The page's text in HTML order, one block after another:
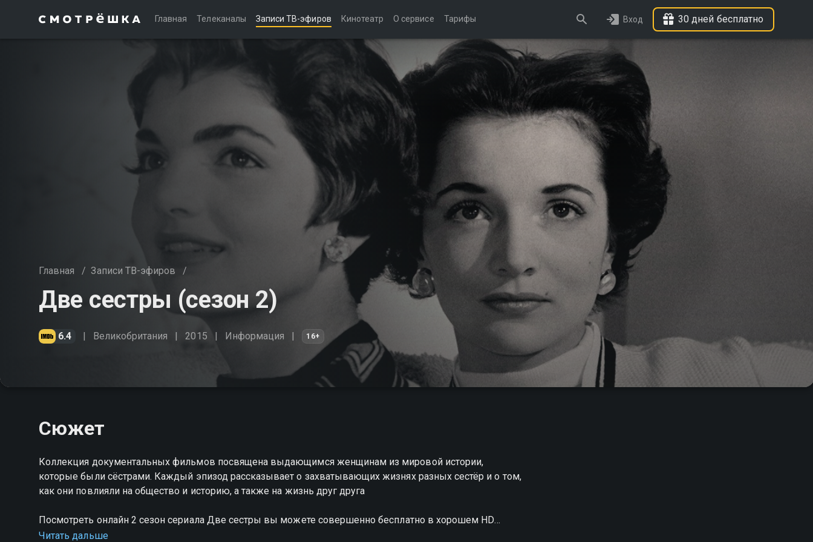
Главная Телеканалы Записи ТВ-эфиров Кинотеатр О сервисе Тарифы Вход 30 дней бесплатно
Главная / Записи ТВ-эфиров /
Две сестры (сезон 2)
6.4 Великобритания 2015 Информация 16+
Сюжет
Коллекция документальных фильмов посвящена выдающимся женщинам из мировой истории,
которые были сёстрами. Каждый эпизод рассказывает о захватывающих жизнях разных сестёр и о том,
как они повлияли на общество и историю, а также на жизнь друг друга
Посмотреть онлайн 2 сезон сериала Две сестры вы можете совершенно бесплатно в хорошем HD
качестве на Смотрёшке
Читать дальше